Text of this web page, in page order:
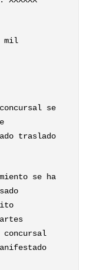
mil
se
traslado
se ha
concursal